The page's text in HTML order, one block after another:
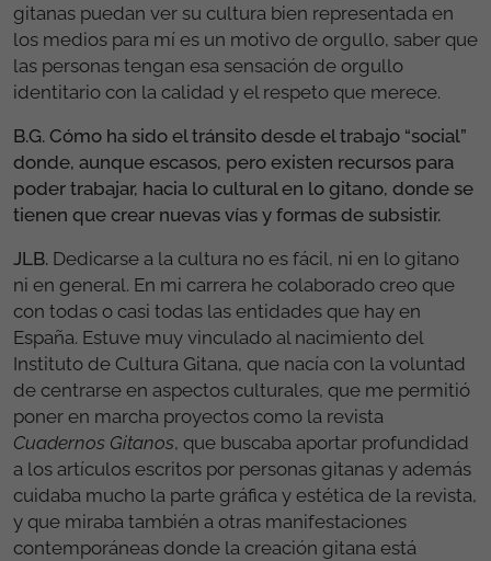
gitanas puedan ver su cultura bien representada en
los medios para mí es un motivo de orgullo, saber que
las personas tengan esa sensación de orgullo
identitario con la calidad y el respeto que merece.
B.G. Cómo ha sido el tránsito desde el trabajo “social”
donde, aunque escasos, pero existen recursos para
poder trabajar, hacia lo cultural en lo gitano, donde se
tienen que crear nuevas vías y formas de subsistir.
JLB. Dedicarse a la cultura no es fácil, ni en lo gitano
ni en general. En mi carrera he colaborado creo que
con todas o casi todas las entidades que hay en
España. Estuve muy vinculado al nacimiento del
Instituto de Cultura Gitana, que nacía con la voluntad
de centrarse en aspectos culturales, que me permitió
poner en marcha proyectos como la revista
Cuadernos Gitanos, que buscaba aportar profundidad
a los artículos escritos por personas gitanas y además
cuidaba mucho la parte gráfica y estética de la revista,
y que miraba también a otras manifestaciones
contemporáneas donde la creación gitana está